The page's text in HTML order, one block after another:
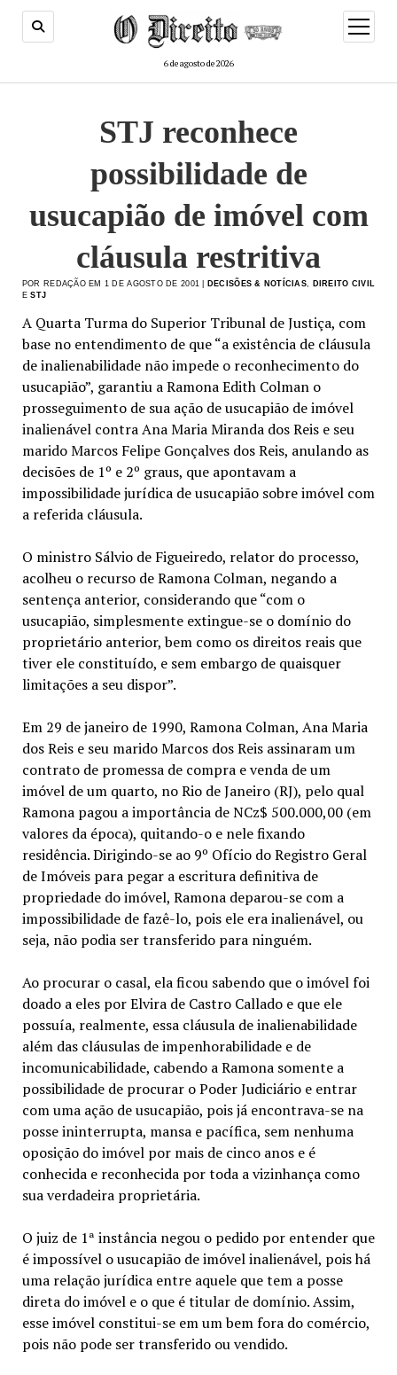
6 de agosto de 2026
menu
de
STJ reconhece
possibilidade de
usucapião de imóvel com
cláusula restritiva
POR REDAÇÃO EM 1 DE AGOSTO DE 2001 | DECISÕES & NOTÍCIAS
DIREITO CIVIL
ESTJ
A Quarta Turma do Superior Tribunal de Justiça, com
base no entendimento de que “a existência de cláusula
de inalienabilidade não impede o reconhecimento do
usucapião”, garantiu a Ramona Edith Colman o
prosseguimento de sua ação de usucapião de imóvel
inalienável contra Ana Maria Miranda dos Reis e seu
marido Marcos Felipe Gonçalves dos Reis, anulando as
decisões de 1º e 2º graus, que apontavam a
impossibilidade jurídica de usucapião sobre imóvel com
a referida cláusula.
O ministro Sálvio de Figueiredo, relator do processo,
acolheu o recurso de Ramona Colman, negando a
sentença anterior, considerando que “com o
usucapião, simplesmente extingue-se o domínio do
proprietário anterior, bem como os direitos reais que
tiver ele constituído, e sem embargo de quaisquer
limitações a seu dispor”.
Em 29 de janeiro de 1990, Ramona Colman, Ana Maria
dos Reis e seu marido Marcos dos Reis assinaram um
contrato de promessa de compra e venda de um
imóvel de um quarto, no Rio de Janeiro (RJ), pelo qual
Ramona pagou a importância de NCz$ 500.000,00 (em
valores da época), quitando-o e nele fixando
residência. Dirigindo-se ao 9º Ofício do Registro Geral
de Imóveis para pegar a escritura definitiva de
propriedade do imóvel, Ramona deparou-se com a
impossibilidade de fazê-lo, pois ele era inalienável, ou
seja, não podia ser transferido para ninguém.
Ao procurar o casal, ela ficou sabendo que o imóvel foi
doado a eles por Elvira de Castro Callado e que ele
possuía, realmente, essa cláusula de inalienabilidade
além das cláusulas de impenhorabilidade e de
incomunicabilidade, cabendo a Ramona somente a
possibilidade de procurar o Poder Judiciário e entrar
com uma ação de usucapião, pois já encontrava-se na
posse ininterrupta, mansa e pacífica, sem nenhuma
oposição do imóvel por mais de cinco anos e é
conhecida e reconhecida por toda a vizinhança como
sua verdadeira proprietária.
O juiz de 1ª instância negou o pedido por entender que
é impossível o usucapião de imóvel inalienável, pois há
uma relação jurídica entre aquele que tem a posse
direta do imóvel e o que é titular de domínio. Assim,
esse imóvel constitui-se em um bem fora do comércio,
pois não pode ser transferido ou vendido.